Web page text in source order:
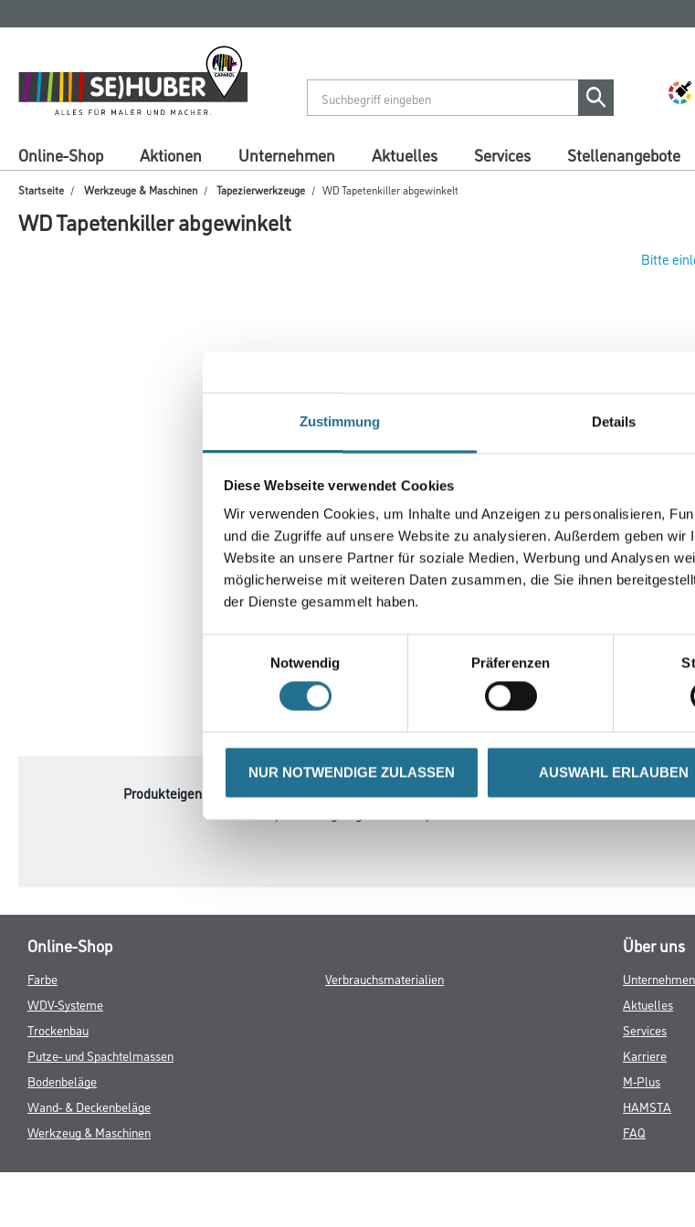
Zustimmung Details
Diese Webseite verwendet Cookies
Wir verwenden Cookies, um Inhalte und Anzeigen zu personalisieren,
und die Zugriffe auf unsere Website zu analysieren. Außerdem geben
Website an unsere Partner für soziale Medien, Werbung und Analysen
möglicherweise mit weiteren Daten zusammen, die Sie ihnen
der Dienste gesammelt haben.
Notwendig
Präferenzen
NUR NOTWENDIGE ZULASSEN AUSWAHL ERLAUBEN
springen
springen
Online-Shop Aktionen Unternehmen Aktuelles Services Stellenangebote
Startseite Werkzeuge & Maschinen Tapezierwerkzeuge WD Tapetenkiller abgewinkelt
WD Tapetenkiller abgewinkelt
Bitte
WD
Art-Nr.:
CURRENT
TAB:
PRODUKTEIGENSCHAFTEN ZUSATZINFOS
Produkteigenschaft
- Walzenkörper aus Messing
Online-Shop
Farbe
WDV-Systeme
Trockenbau
Putze- und Spachtelmassen
Bodenbeläge
Wand- & Deckenbeläge
Werkzeug & Maschinen
Verbrauchsmaterialien
Über uns
Unternehmen
Aktuelles
Services
Karriere
M-Plus
HAMSTA
FAQ